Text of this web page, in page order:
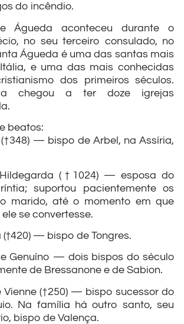
do incêndio.
Águeda aconteceu durante o
no seu terceiro consulado, no
Águeda é uma das santas mais
e uma das mais conhecidas
dos primeiros séculos.
chegou a ter doze igrejas
beatos:
— bispo de Arbel, na Assíria,
(†1024) — esposa do
suportou pacientemente os
marido, até o momento em que
se convertesse.
— bispo de Tongres.
Genuíno — dois bispos do século
de Bressanone e de Sabion.
Vienne (†250) — bispo sucessor do
Na família há outro santo, seu
bispo de Valença.